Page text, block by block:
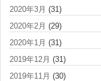
2020年3月 (31)
2020年2月 (29)
2020年1月 (31)
2019年12月 (31)
2019年11月 (30)